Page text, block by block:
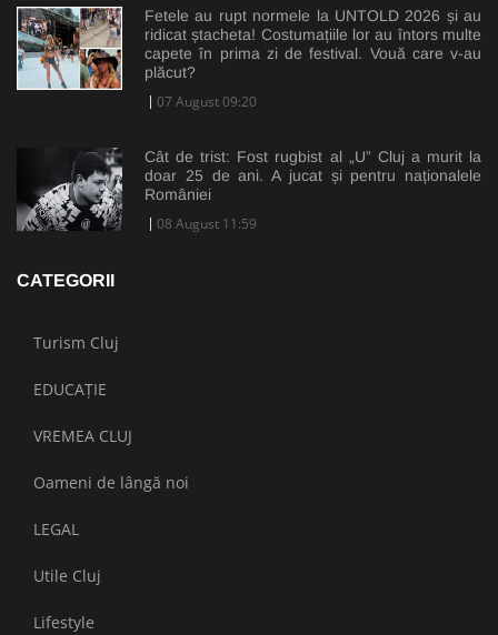
Fetele au rupt normele la UNTOLD 2026 și au
ridicat ștacheta! Costumațiile lor au întors multe
capete în prima zi de festival. Vouă care v-au
plăcut?
07 August 09:20
Cât de trist: Fost rugbist al „U” Cluj a murit la
doar 25 de ani. A jucat și pentru naționalele
României
08 August 11:59
CATEGORII
Turism Cluj
EDUCAȚIE
VREMEA CLUJ
Oameni de lângă noi
LEGAL
Utile Cluj
Lifestyle